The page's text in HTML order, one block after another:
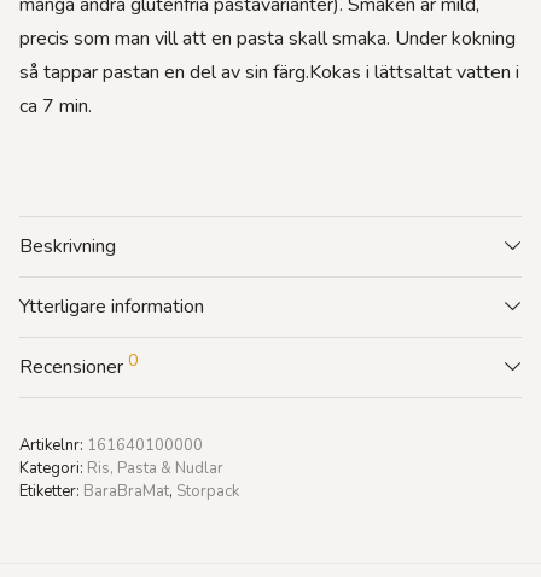
precis som man vill att en pasta skall smaka. Under kokning
så tappar pastan en del av sin färg.Kokas i lättsaltat vatten i
ca 7 min.
Beskrivning
Ytterligare information
Recensioner 0
Artikelnr: 161640100000
Kategori: Ris, Pasta & Nudlar
Etiketter: BaraBraMat, Storpack